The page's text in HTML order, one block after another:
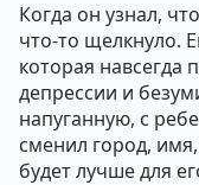
Когда он узнал,
что-то щелкнуло.
которая навсегда
депрессии и
напуганную, с
сменил город,
будет лучше для